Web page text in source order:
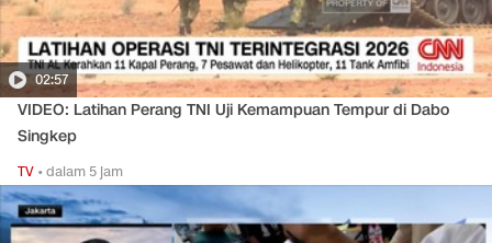
02:57
VIDEO: Latihan Perang TNI Uji Kemampuan Tempur di Dabo
Singkep
TV •dalam 5 jam